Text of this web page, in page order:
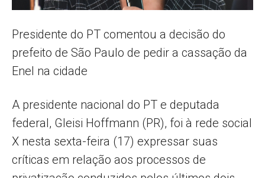
Presidente do PT comentou a decisão do
prefeito de São Paulo de pedir a cassação da
Enel na cidade
A presidente nacional do PT e deputada
federal, Gleisi Hoffmann (PR), foi à rede social
X nesta sexta-feira (17) expressar suas
críticas em relação aos processos de